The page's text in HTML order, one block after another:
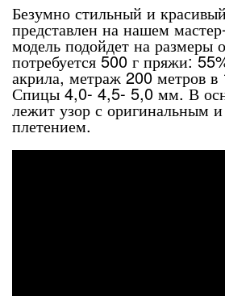
Безумно стильный и
представлен на нашем
модель подойдет на
потребуется 500 г пряжи:
акрила, метраж 200 метров в
Спицы 4,0- 4,5- 5,0 мм. В
лежит узор с оригинальным
плетением.